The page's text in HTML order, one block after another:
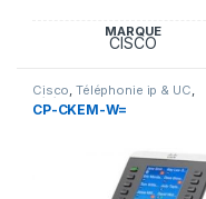
MARQUE
CISCO
Cisco ,Téléphonie ip & UC
Téléphonie IP et Accessoires
Cisco
CP-CKEM-W=